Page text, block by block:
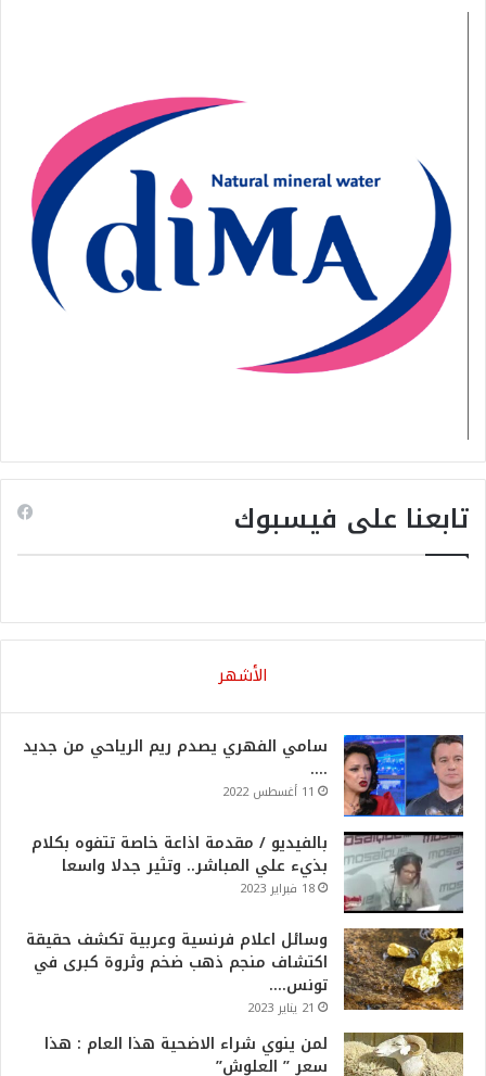
تابعنا على فيسبوك
الأشهر
سامي الفهري يصدم ريم الرياحي من جديد
….
11 أغسطس 2022
بالفيديو / مقدمة اذاعة خاصة تتفوه بكلام
بذيء علي المباشر.. وتثير جدلا واسعا
18 فبراير 2023
وسائل اعلام فرنسية وعربية تكشف حقيقة
اكتشاف منجم ذهب ضخم وثروة كبرى في
تونس….
21 يناير 2023
لمن ينوي شراء الاضحية هذا العام : هذا
سعر ” العلوش”